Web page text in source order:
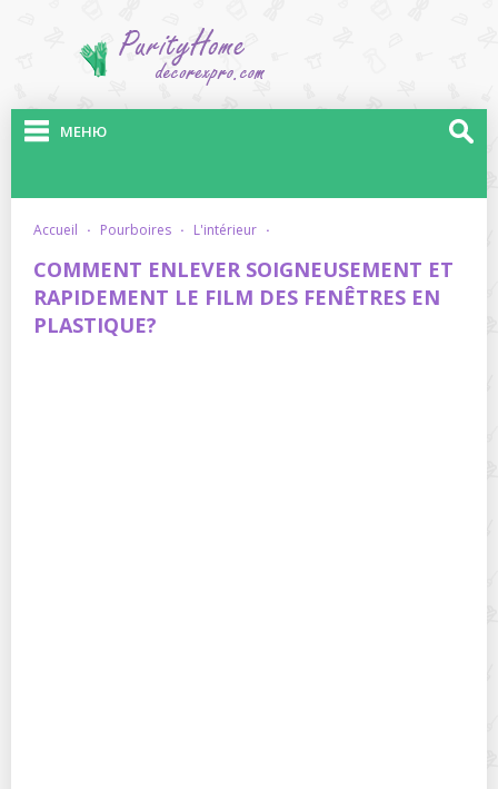
МЕНЮ
accueil · pourboires · l'intérieur ·
COMMENT ENLEVER SOIGNEUSEMENT ET
RAPIDEMENT LE FILM DES FENÊTRES EN
PLASTIQUE?